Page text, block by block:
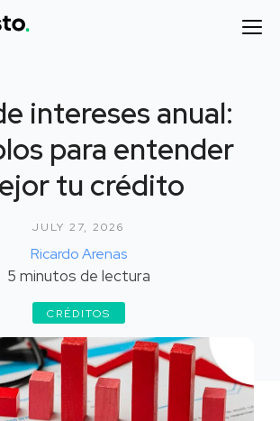
intereses anual:
para entender
tu crédito
JULY 27, 2026
Ricardo Arenas
5 minutos de lectura
CRÉDITOS